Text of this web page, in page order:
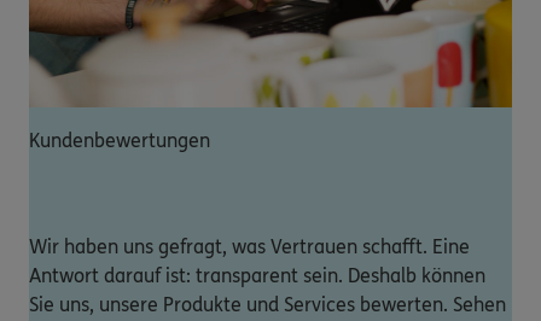
Kundenbewertungen
Wir haben uns gefragt, was Vertrauen schafft. Eine
Antwort darauf ist: transparent sein. Deshalb können
Sie uns, unsere Produkte und Services bewerten. Sehen